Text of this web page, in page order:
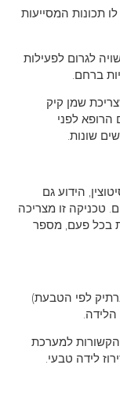
תכונות המסייעות
לגרום לפעילות
ברחם.
שמן קיק
הרופא לפני
שונות.
הידוע גם
טכניקה זו מצריכה
של הפטמות למשך כ-5 דקות בכל פעם, מספר
לפי הטבעת)
הקשורות למערכת
לידה טבעי.